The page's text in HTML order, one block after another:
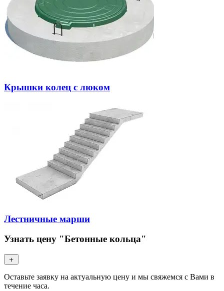
Крышки колец с люком
Лестничные марши
Узнать цену "Бетонные кольца"
Оставьте заявку на актуальную цену и мы свяжемся с Вами в
течение часа.